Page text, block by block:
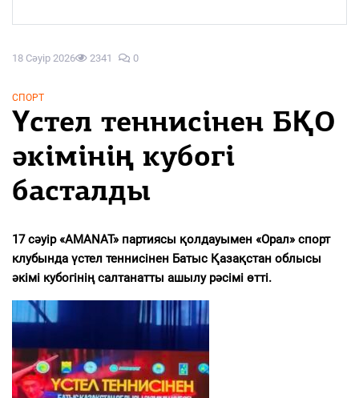
18 Сәуір 2026 2341 0
СПОРТ
Үстел теннисінен БҚО
әкімінің кубогі
басталды
17 сәуір «AMANAT» партиясы қолдауымен «Орал» спорт
клубында үстел теннисінен Батыс Қазақстан облысы
әкімі кубогінің салтанатты ашылу рәсімі өтті.